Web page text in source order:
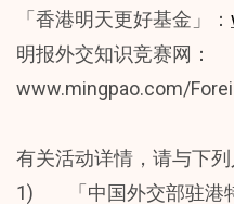
「香港明天更好基金」：
明报外交知识竞赛网：
www.mingpao.com/
有关活动详情，请与下列
1) 「中国外交部驻港